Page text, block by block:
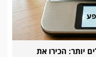
יותר: הכירו את